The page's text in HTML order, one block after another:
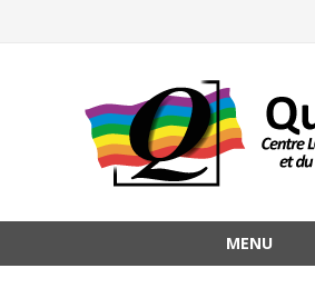
MENU